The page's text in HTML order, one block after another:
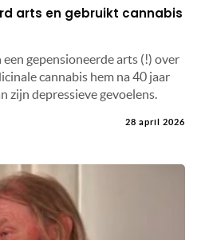
arts en gebruikt cannabis
gepensioneerde arts (!) over
cannabis hem na 40 jaar
zijn depressieve gevoelens.
28 april 2026